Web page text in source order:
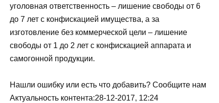
уголовная ответственность – лишение свободы от 6
до 7 лет с конфискацией имущества, а за
изготовление без коммерческой цели – лишение
свободы от 1 до 2 лет с конфискацией аппарата и
самогонной продукции.
Нашли ошибку или есть что добавить? Сообщите нам
Актуальность контента:28-12-2017, 12:24